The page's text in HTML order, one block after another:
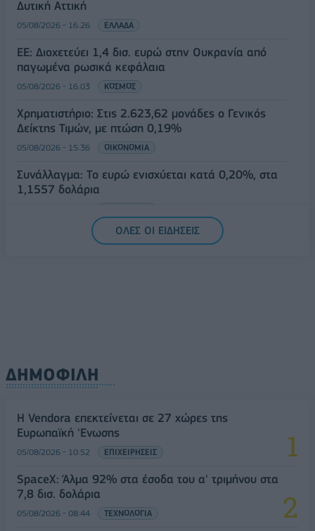
Δυτική Αττική
05/08/2026 - 16:26 ΕΛΛΑΔΑ
ΕΕ: Διοχετεύει 1,4 δισ. ευρώ στην Ουκρανία από
παγωμένα ρωσικά κεφάλαια
05/08/2026 - 16:03 ΚΟΣΜΟΣ
Χρηματιστήριο: Στις 2.623,62 μονάδες ο Γενικός
Δείκτης Τιμών, με πτώση 0,19%
05/08/2026 - 15:36 ΟΙΚΟΝΟΜΙΑ
Συνάλλαγμα: Το ευρώ ενισχύεται κατά 0,20%, στα
1,1557 δολάρια
ΟΛΕΣ ΟΙ ΕΙΔΗΣΕΙΣ
ΔΗΜΟΦΙΛΗ
Η Vendora επεκτείνεται σε 27 χώρες της
Ευρωπαϊκή 'Ενωσης
05/08/2026 - 10:52 ΕΠΙΧΕΙΡΗΣΕΙΣ
SpaceX: Άλμα 92% στα έσοδα του α' τριμήνου στα
7,8 δισ. δολάρια
05/08/2026 - 08:44 ΤΕΧΝΟΛΟΓΙΑ